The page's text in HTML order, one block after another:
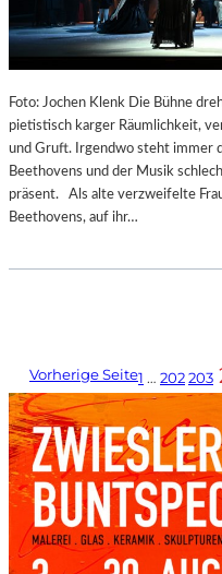
Foto: Jochen Klenk Die Bühne
pietistisch karger Räumlichkeit,
und Gruft. Irgendwo steht immer
Beethovens und der Musik
präsent. Als alte verzweifelte
Beethovens, auf ihr…
Vorherige Seite1 … 202203